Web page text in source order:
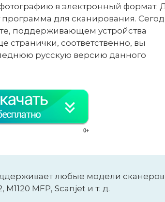
в электронный формат.
для сканирования.
поддерживающем устройства
странички, соответственно, вы
русскую версию данного
любые модели сканеров
M1120 MFP, Scanjet и т. д.